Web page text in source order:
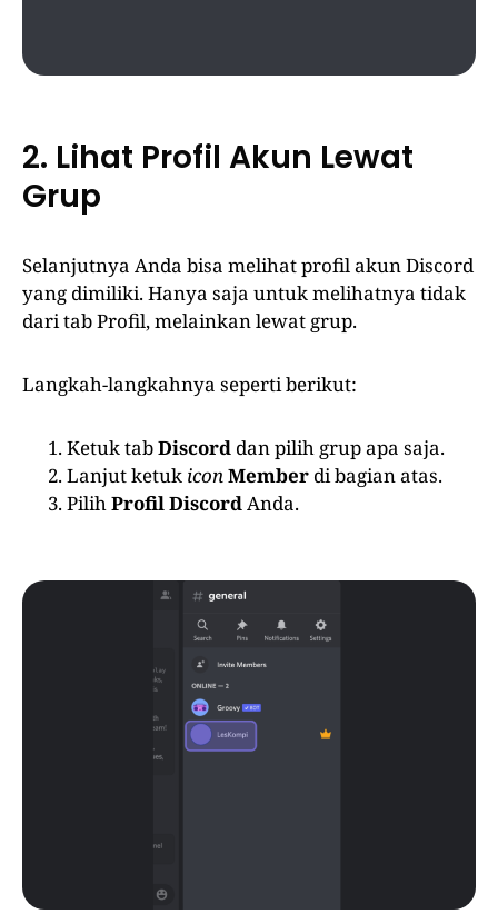
2. Lihat Profil Akun Lewat
Grup
Selanjutnya Anda bisa melihat profil akun Discord
yang dimiliki. Hanya saja untuk melihatnya tidak
dari tab Profil, melainkan lewat grup.
Langkah-langkahnya seperti berikut:
Ketuk tabDiscord dan pilih grup apa saja.
Lanjut ketuk iconMember di bagian atas.
PilihProfil DiscordAnda.